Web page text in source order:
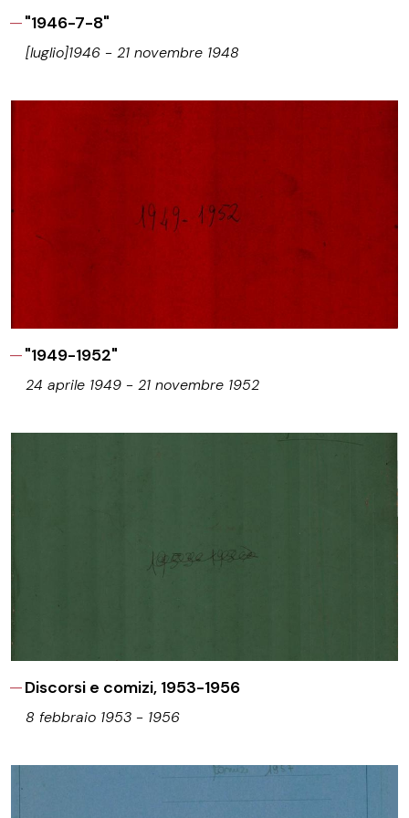
"1946-7-8"
[luglio]1946 - 21 novembre 1948
"1949-1952"
24 aprile 1949 - 21 novembre 1952
Discorsi e comizi, 1953-1956
8 febbraio 1953 - 1956